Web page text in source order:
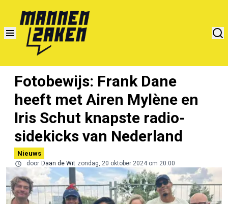
Fotobewijs: Frank Dane
heeft met Airen Mylène en
Iris Schut knapste radio-
sidekicks van Nederland
Nieuws
door Daan de Wit zondag, 20 oktober 2024 om 20:00